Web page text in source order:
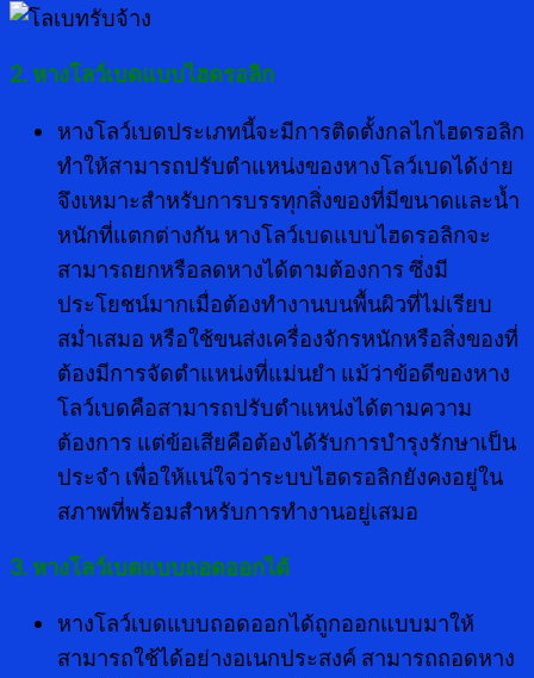
2. หางโลว์เบดแบบไฮดรอลิก
หางโลว์เบดประเภทนี้จะมีการติดตั้งกลไกไฮดรอลิก
ทำให้สามารถปรับตำแหน่งของหางโลว์เบดได้ง่าย
จึงเหมาะสำหรับการบรรทุกสิ่งของที่มีขนาดและน้ำ
หนักที่แตกต่างกัน หางโลว์เบดแบบไฮดรอลิกจะ
สามารถยกหรือลดหางได้ตามต้องการ ซึ่งมี
ประโยชน์มากเมื่อต้องทำงานบนพื้นผิวที่ไม่เรียบ
สม่ำเสมอ หรือใช้ขนส่งเครื่องจักรหนักหรือสิ่งของที่
ต้องมีการจัดตำแหน่งที่แม่นยำ แม้ว่าข้อดีของหาง
โลว์เบดคือสามารถปรับตำแหน่งได้ตามความ
ต้องการ แต่ข้อเสียคือต้องได้รับการบำรุงรักษาเป็น
ประจำ เพื่อให้แน่ใจว่าระบบไฮดรอลิกยังคงอยู่ใน
สภาพที่พร้อมสำหรับการทำงานอยู่เสมอ
3. หางโลว์เบดแบบถอดออกได้
หางโลว์เบดแบบถอดออกได้ถูกออกแบบมาให้
สามารถใช้ได้อย่างอเนกประสงค์ สามารถถอดหาง